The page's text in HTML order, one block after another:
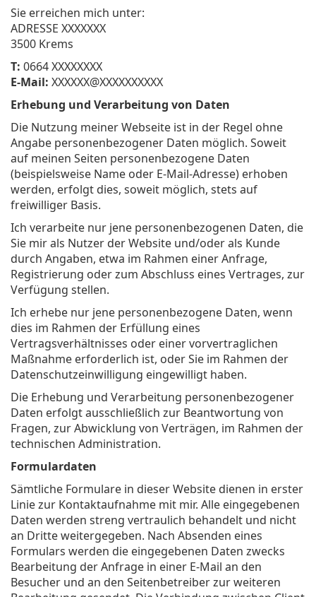
Sie erreichen mich unter:
ADRESSE XXXXXXX
3500 Krems
T: 0664 XXXXXXXX
E-Mail: XXXXXX@XXXXXXXXXX
Erhebung und Verarbeitung von Daten
Die Nutzung meiner Webseite ist in der Regel ohne
Angabe personenbezogener Daten möglich. Soweit
auf meinen Seiten personenbezogene Daten
(beispielsweise Name oder E-Mail-Adresse) erhoben
werden, erfolgt dies, soweit möglich, stets auf
freiwilliger Basis.
Ich verarbeite nur jene personenbezogenen Daten, die
Sie mir als Nutzer der Website und/oder als Kunde
durch Angaben, etwa im Rahmen einer Anfrage,
Registrierung oder zum Abschluss eines Vertrages, zur
Verfügung stellen.
Ich erhebe nur jene personenbezogene Daten, wenn
dies im Rahmen der Erfüllung eines
Vertragsverhältnisses oder einer vorvertraglichen
Maßnahme erforderlich ist, oder Sie im Rahmen der
Datenschutzeinwilligung eingewilligt haben.
Die Erhebung und Verarbeitung personenbezogener
Daten erfolgt ausschließlich zur Beantwortung von
Fragen, zur Abwicklung von Verträgen, im Rahmen der
technischen Administration.
Formulardaten
Sämtliche Formulare in dieser Website dienen in erster
Linie zur Kontaktaufnahme mit mir. Alle eingegebenen
Daten werden streng vertraulich behandelt und nicht
an Dritte weitergegeben. Nach Absenden eines
Formulars werden die eingegebenen Daten zwecks
Bearbeitung der Anfrage in einer E-Mail an den
Besucher und an den Seitenbetreiber zur weiteren